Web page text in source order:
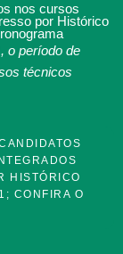
nos cursos
por Histórico
o período de
técnicos
HISTÓRICO
CONFIRA O